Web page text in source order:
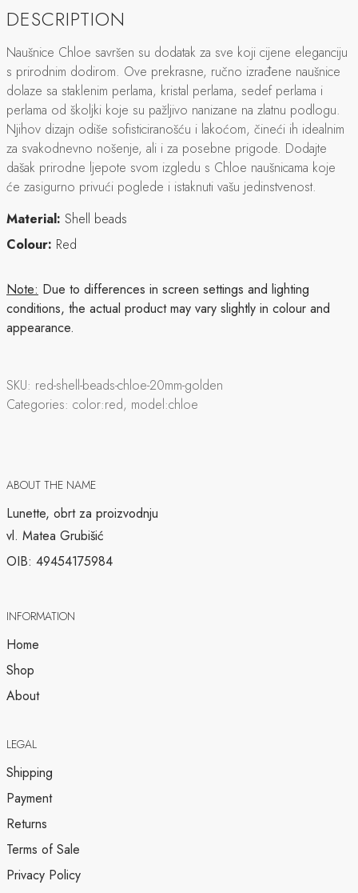
DESCRIPTION
Naušnice Chloe savršen su dodatak za sve koji cijene eleganciju
s prirodnim dodirom. Ove prekrasne, ručno izrađene naušnice
dolaze sa staklenim perlama, kristal perlama, sedef perlama i
perlama od školjki koje su pažljivo nanizane na zlatnu podlogu.
Njihov dizajn odiše sofisticiranošću i lakoćom, čineći ih idealnim
za svakodnevno nošenje, ali i za posebne prigode. Dodajte
dašak prirodne ljepote svom izgledu s Chloe naušnicama koje
će zasigurno privući poglede i istaknuti vašu jedinstvenost.
Material: Shell beads
Colour: Red
Note: Due to differences in screen settings and lighting
conditions, the actual product may vary slightly in colour and
appearance.
SKU: red-shell-beads-chloe-20mm-golden
Categories: color:red, model:chloe
ABOUT THE NAME
Lunette, obrt za proizvodnju
vl. Matea Grubišić
OIB: 49454175984
INFORMATION
Home
Shop
About
LEGAL
Shipping
Payment
Returns
Terms of Sale
Privacy Policy